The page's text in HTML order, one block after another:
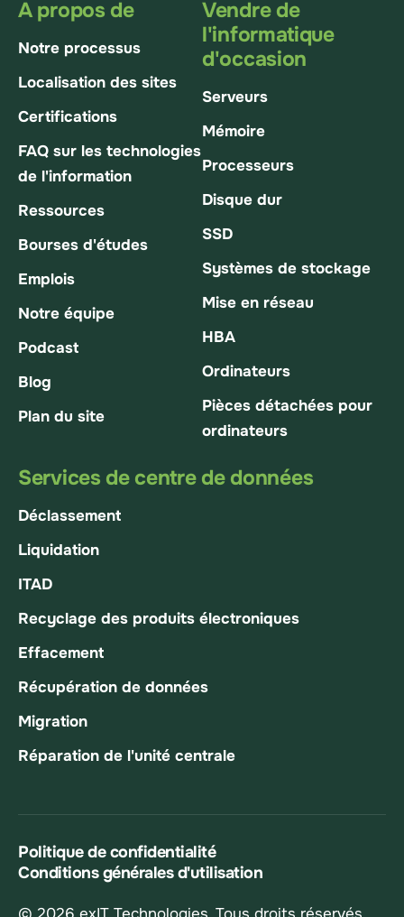
A propos de
Notre processus
Localisation des sites
Certifications
FAQ sur les technologies
de l'information
Ressources
Bourses d'études
Emplois
Notre équipe
Podcast
Blog
Plan du site
Vendre de
l'informatique
d'occasion
Serveurs
Mémoire
Processeurs
Disque dur
SSD
Systèmes de stockage
Mise en réseau
HBA
Ordinateurs
Pièces détachées pour
ordinateurs
Services de centre de données
Déclassement
Liquidation
ITAD
Recyclage des produits électroniques
Effacement
Récupération de données
Migration
Réparation de l'unité centrale
Politique de confidentialité
Conditions générales d'utilisation